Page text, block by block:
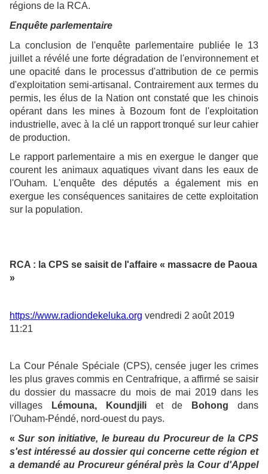
régions de la RCA.
Enquête parlementaire
La conclusion de l'enquête parlementaire publiée le 13
juillet a révélé une forte dégradation de l'environnement et
une opacité dans le processus d'attribution de ce permis
d'exploitation semi-artisanal. Contrairement aux termes du
permis, les élus de la Nation ont constaté que les chinois
opérant dans les mines à Bozoum font de l'exploitation
industrielle, avec à la clé un rapport tronqué sur leur cahier
de production.
Le rapport parlementaire a mis en exergue le danger que
courent les animaux aquatiques vivant dans les eaux de
l'Ouham. L'enquête des députés a également mis en
exergue les conséquences sanitaires de cette exploitation
sur la population.
RCA : la CPS se saisit de l'affaire « massacre de Paoua
»
https://www.radiondekeluka.org vendredi 2 août 2019
11:21
La Cour Pénale Spéciale (CPS), censée juger les crimes
les plus graves commis en Centrafrique, a affirmé se saisir
du dossier du massacre du mois de mai 2019 dans les
villages
Lémouna, Koundjiliet de Bohong dans
l'Ouham-Péndé, nord-ouest du pays.
«Sur son initiative, le bureau du Procureur de la CPS
s'est intéressé au dossier qui concerne cette région et
a demandé au Procureur général près la Cour d'Appel